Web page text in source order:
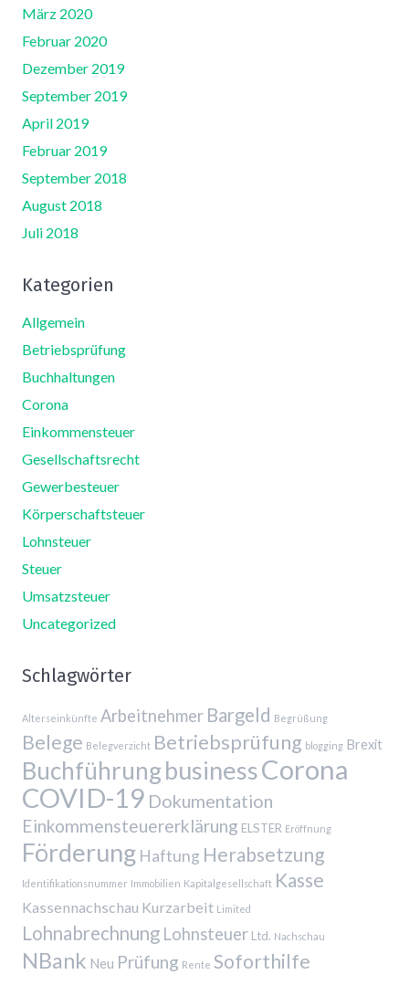
März 2020
Februar 2020
Dezember 2019
September 2019
April 2019
Februar 2019
September 2018
August 2018
Juli 2018
Kategorien
Allgemein
Betriebsprüfung
Buchhaltungen
Corona
Einkommensteuer
Gesellschaftsrecht
Gewerbesteuer
Körperschaftsteuer
Lohnsteuer
Steuer
Umsatzsteuer
Uncategorized
Schlagwörter
Alterseinkünfte Arbeitnehmer Bargeld Begrüßung
Belege Belegverzicht Betriebsprüfung blogging Brexit
BuchführungbusinessCorona
COVID-19 Dokumentation
Einkommensteuererklärung ELSTER Eröffnung
Förderung Haftung Herabsetzung
Identifikationsnummer Immobilien Kapitalgesellschaft Kasse
Kassennachschau Kurzarbeit Limited
Lohnabrechnung Lohnsteuer Ltd. Nachschau
NBank Neu Prüfung Rente Soforthilfe